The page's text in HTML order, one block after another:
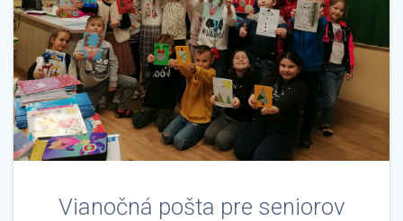
Vianočná pošta pre seniorov